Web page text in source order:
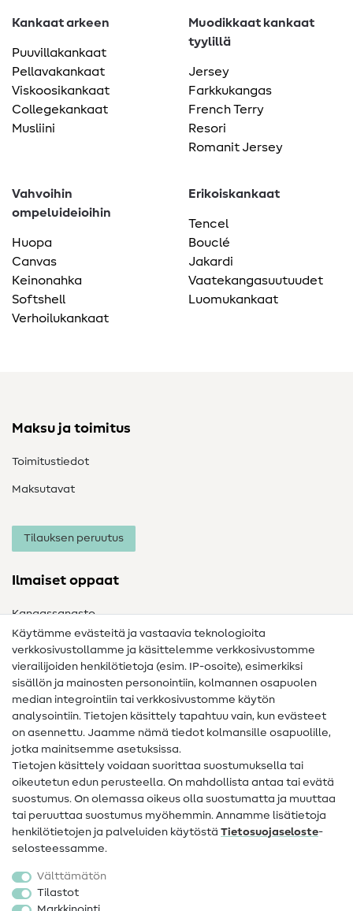
Kankaat arkeen
Puuvillakankaat
Pellavakankaat
Viskoosikankaat
Collegekankaat
Musliini
Muodikkaat kankaat
tyylillä
Jersey
Farkkukangas
French Terry
Resori
Romanit Jersey
Vahvoihin
ompeluideioihin
Huopa
Canvas
Keinonahka
Softshell
Verhoilukankaat
Erikoiskankaat
Tencel
Bouclé
Jakardi
Vaatekangasuutuudet
Luomukankaat
Maksu ja toimitus
Toimitustiedot
Maksutavat
Tilauksen peruutus
Ilmaiset oppaat
Kangassanasto
Ompelusanasto
Ompeluohjeet
Apua ja yhteystiedot
Yhteystiedot
Tietoa omistajanvaihdoksesta
FAQ
Peruutusoikeus
Suosittu
Kankaat
Käytämme evästeitä ja vastaavia teknologioita
verkkosivustollamme ja käsittelemme verkkosivustomme
vierailijoiden henkilötietoja (esim. IP-osoite), esimerkiksi
sisällön ja mainosten personointiin, kolmannen osapuolen
median integrointiin tai verkkosivustomme käytön
analysointiin. Tietojen käsittely tapahtuu vain, kun evästeet
on asennettu. Jaamme nämä tiedot kolmansille osapuolille,
jotka mainitsemme asetuksissa.
Tietojen käsittely voidaan suorittaa suostumuksella tai
oikeutetun edun perusteella. On mahdollista antaa tai evätä
suostumus. On olemassa oikeus olla suostumatta ja muuttaa
tai peruuttaa suostumus myöhemmin. Annamme lisätietoja
henkilötietojen ja palveluiden käytöstä Tietosuojaseloste-
selosteessamme.
Välttämätön
Tilastot